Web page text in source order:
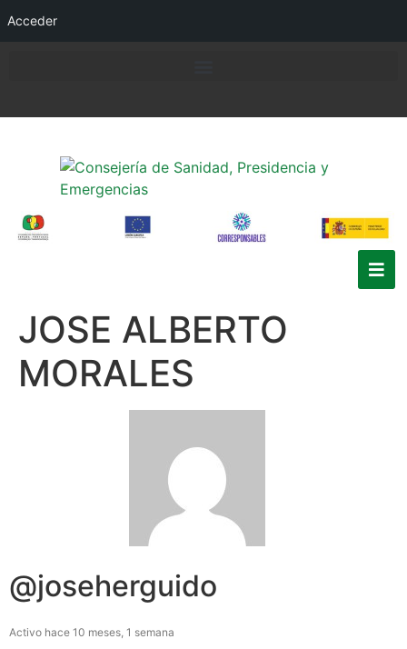
Acceder
JOSE ALBERTO
MORALES
@joseherguido
Activo hace 10 meses, 1 semana